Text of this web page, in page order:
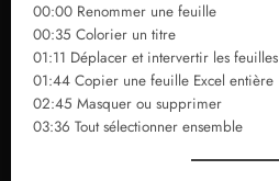
00:00 Renommer une feuille
00:35 Colorier un titre
01:11 Déplacer et intervertir les feuilles
01:44 Copier une feuille Excel entière
02:45 Masquer ou supprimer
03:36 Tout sélectionner ensemble